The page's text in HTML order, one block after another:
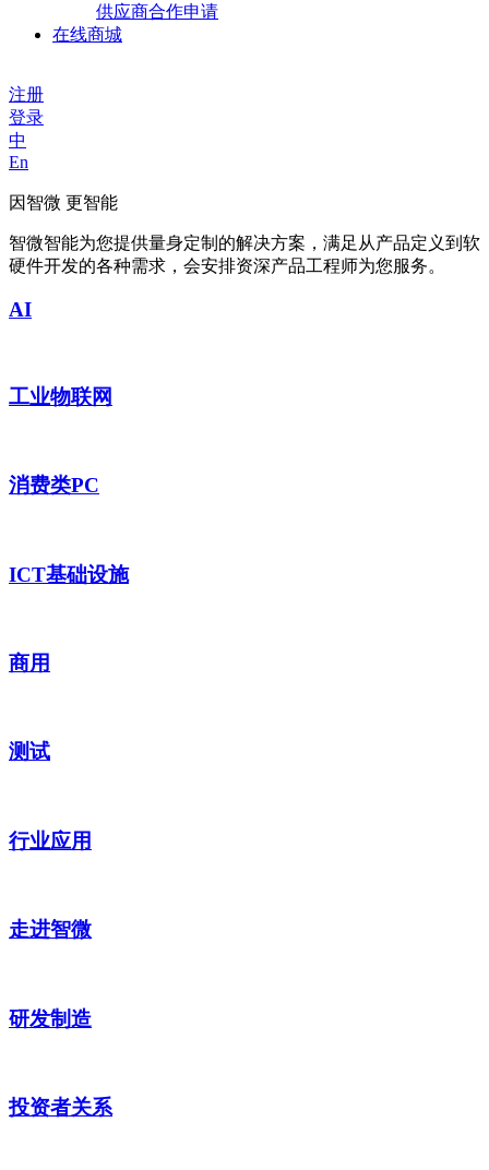
供应商合作申请
在线商城
注册
登录
中
En
因智微 更智能
智微智能为您提供量身定制的解决方案，满足从产品定义到软
硬件开发的各种需求，会安排资深产品工程师为您服务。
AI
工业物联网
消费类PC
ICT基础设施
商用
测试
行业应用
走进智微
研发制造
投资者关系